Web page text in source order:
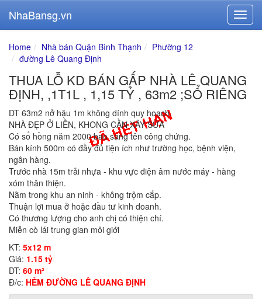
NhaBansg.vn
Home Nhà bán Quận Bình Thạnh
Phường 12
đường Lê Quang Định
THUA LỖ KD BÁN GẤP NHÀ LÊ QUANG
ĐỊNH, ,1T1L , 1,15 TỶ , 63m2 ;SỔ RIÊNG
DT 63m2 nở hậu 1m không dính quy hoạch.
NHÀ ĐẸP Ở LIỀN, KHONG CẦN XÂY SỬA
Có sổ hồng năm 2000 bao sang tên công chứng.
Bán kính 500m có đầy đủ tiện ích như trường học, bệnh viện,
ngân hàng.
Trước nhà 15m trải nhựa - khu vực điện âm nước máy - hàng
xóm thân thiện.
Nằm trong khu an ninh - không trộm cắp.
Thuận lợi mua ở hoặc đầu tư kinh doanh.
Có thương lượng cho anh chị có thiện chí.
Miễn cò lái trung gian môi giới
KT: 5x12 m
Giá: 1.15 tỷ
DT: 60 m²
Đ/c: HẺM ĐƯỜNG LÊ QUANG ĐỊNH